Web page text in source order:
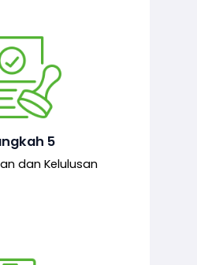
5
dan Kelulusan
menilai permohonan
pengesahan serta
sekiranya semuanya
ditetapkan.